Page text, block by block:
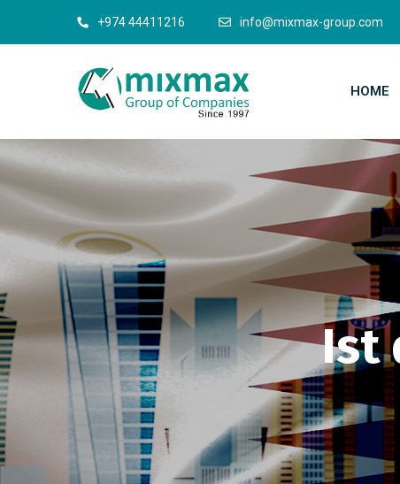
+974 44411216 info@mixmax-group.com
HOME
Ist